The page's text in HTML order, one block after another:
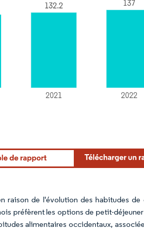
raison de l'évolution des habitudes
préfèrent les options de petit-
alimentaires occidentaux,